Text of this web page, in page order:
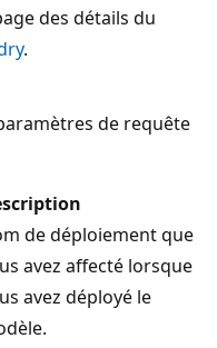
des détails du
.
de requête
de déploiement que
avez affecté lorsque
avez déployé le